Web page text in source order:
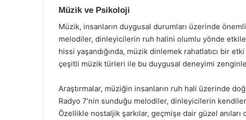
Müzik ve Psikoloji
Müzik, insanların duygusal durumları üzerinde
melodiler, dinleyicilerin ruh halini olumlu yönde
hissi yaşandığında, müzik dinlemek rahatlatıcı bir
çeşitli müzik türleri ile bu duygusal deneyimi
Araştırmalar, müziğin insanların ruh hali üzerinde
Radyo 7’nin sunduğu melodiler, dinleyicilerin
Özellikle nostaljik şarkılar, geçmişe dair güzel